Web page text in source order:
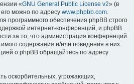
«GNU General Public License v2» (в
можно по адресу www.phpbb.com.
программного обеспечения phpBB строго
интернет-конференций, и phpBB
за то, что администрация конференций
содержания и/или поведения в них.
о phpBB обращайтесь по адресу
оскорбительных, угрожающих,